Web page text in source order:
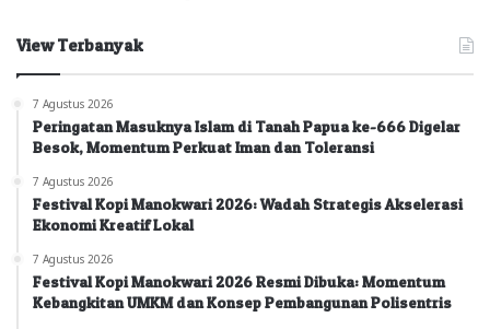
View Terbanyak
7 Agustus 2026
Peringatan Masuknya Islam di Tanah Papua ke-666 Digelar
Besok, Momentum Perkuat Iman dan Toleransi
7 Agustus 2026
Festival Kopi Manokwari 2026: Wadah Strategis Akselerasi
Ekonomi Kreatif Lokal
7 Agustus 2026
Festival Kopi Manokwari 2026 Resmi Dibuka: Momentum
Kebangkitan UMKM dan Konsep Pembangunan Polisentris